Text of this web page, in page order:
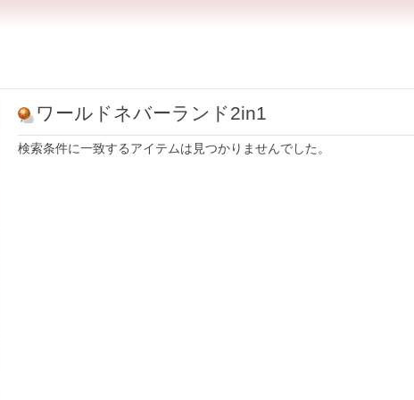
ワールドネバーランド2in1
検索条件に一致するアイテムは見つかりませんでした。